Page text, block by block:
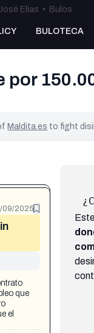
Elías • Bulos
BULOTECA
por
Maldita.es to fight
09/2025
que
el